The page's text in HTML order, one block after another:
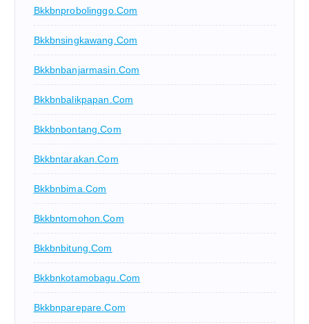
Bkkbnprobolinggo.com
Bkkbnsingkawang.com
Bkkbnbanjarmasin.com
Bkkbnbalikpapan.com
Bkkbnbontang.com
Bkkbntarakan.com
Bkkbnbima.com
Bkkbntomohon.com
Bkkbnbitung.com
Bkkbnkotamobagu.com
Bkkbnparepare.com